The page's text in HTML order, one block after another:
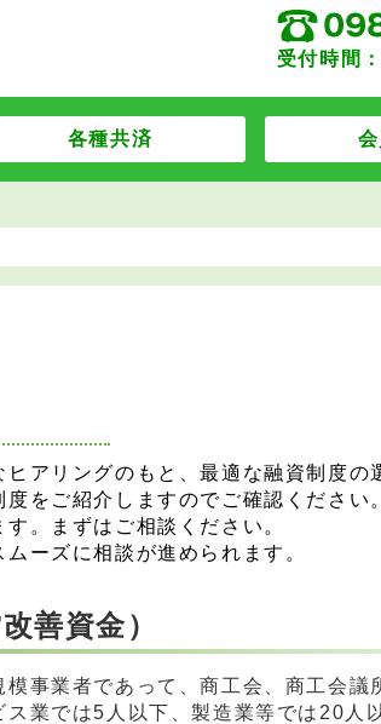
受付時間
各種共済
アリングのもと、最適な融資制度の
をご紹介しますのでご確認ください
。まずはご相談ください。
ーズに相談が進められます。
善資金）
事業者であって、商工会、商工会議
業では5人以下、製造業等では20人